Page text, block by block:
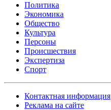
Политика
Экономика
Общество
Культура
Персоны
Происшествия
Экспертиза
Спорт
Контактная информация
Реклама на сайте